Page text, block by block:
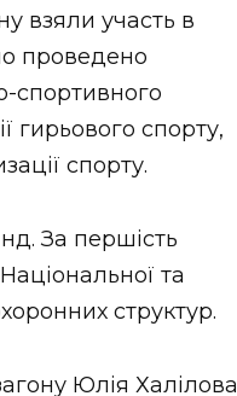
взяли участь в
проведено
спортивного
гирьового спорту,
спорту.
За першість
та
структур.
Юлія Халілова